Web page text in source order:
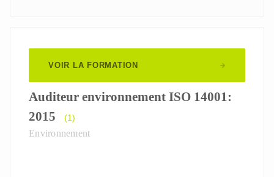
VOIR LA FORMATION
Auditeur environnement ISO 14001:
2015
(1)
Environnement